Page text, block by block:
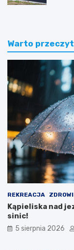
Warto
REKREACJA
Kąpieliska nad
sinic!
5 sierpnia 2026